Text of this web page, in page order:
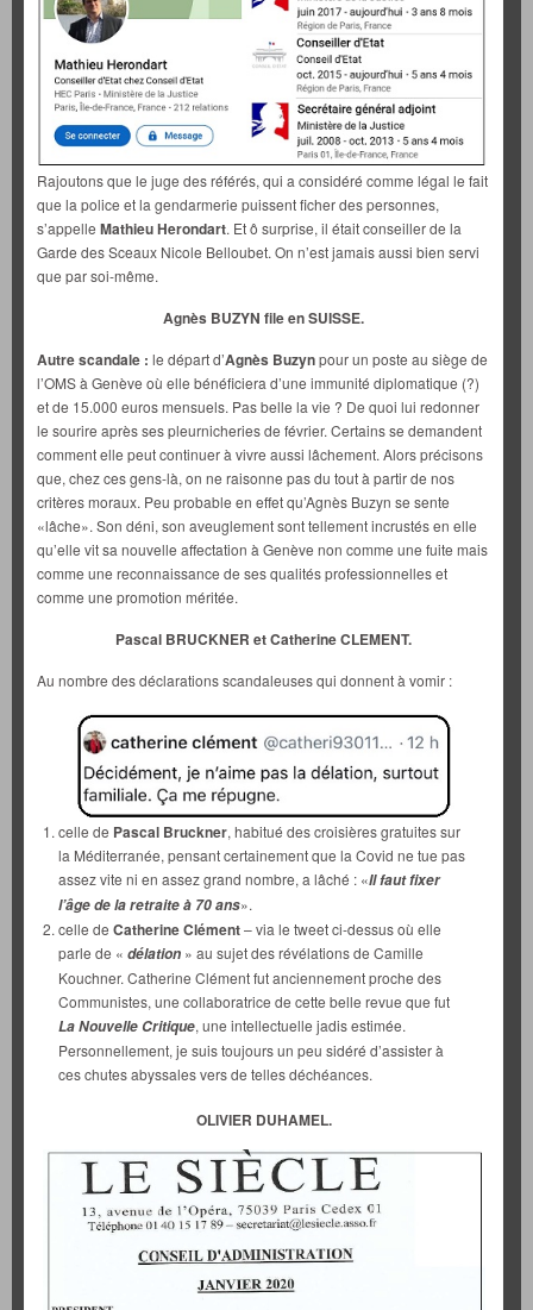
Rajoutons que le juge des référés, qui a considéré comme légal le fait
que la police et la gendarmerie puissent ficher des personnes,
s’appelle Mathieu Herondart. Et ô surprise, il était conseiller de la
Garde des Sceaux Nicole Belloubet. On n’est jamais aussi bien servi
que par soi-même.
Agnès BUZYN file en SUISSE.
Autre scandale : le départ d’Agnès Buzynpour un poste au siège de
l’OMS à Genève où elle bénéficiera d’une immunité diplomatique (?)
et de 15.000 euros mensuels. Pas belle la vie ? De quoi lui redonner
le sourire après ses pleurnicheries de février. Certains se demandent
comment elle peut continuer à vivre aussi lâchement. Alors précisons
que, chez ces gens-là, on ne raisonne pas du tout à partir de nos
critères moraux. Peu probable en effet qu’Agnès Buzyn se sente
«lâche». Son déni, son aveuglement sont tellement incrustés en elle
qu’elle vit sa nouvelle affectation à Genève non comme une fuite mais
comme une reconnaissance de ses qualités professionnelles et
comme une promotion méritée.
Pascal BRUCKNER et Catherine CLEMENT.
Au nombre des déclarations scandaleuses qui donnent à vomir :
celle de Pascal Bruckner, habitué des croisières gratuites sur
la Méditerranée, pensant certainement que la Covid ne tue pas
assez vite ni en assez grand nombre, a lâché : «Il faut fixer
l’âge de la retraite à 70 ans».
celle de Catherine Clément– via le tweet ci-dessus où elle
parle de « délation » au sujet des révélations de Camille
Kouchner. Catherine Clément fut anciennement proche des
Communistes, une collaboratrice de cette belle revue que fut
La Nouvelle Critique, une intellectuelle jadis estimée.
Personnellement, je suis toujours un peu sidéré d’assister à
ces chutes abyssales vers de telles déchéances.
OLIVIER DUHAMEL.